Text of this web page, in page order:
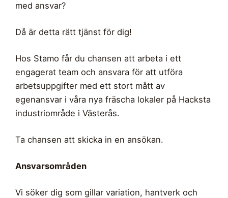
med ansvar?
Då är detta rätt tjänst för dig!
Hos Stamo får du chansen att arbeta i ett
engagerat team och ansvara för att utföra
arbetsuppgifter med ett stort mått av
egenansvar i våra nya fräscha lokaler på Hacksta
industriområde i Västerås.
Ta chansen att skicka in en ansökan.
Ansvarsområden
Vi söker dig som gillar variation, hantverk och